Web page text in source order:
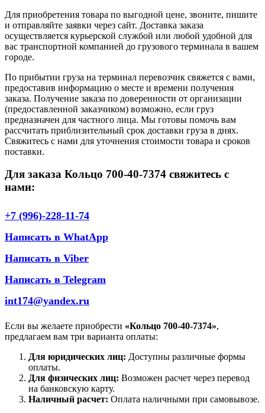
Для приобретения товара по выгодной цене, звоните, пишите
и отправляйте заявки через сайт. Доставка заказа
осуществляется курьерской службой или любой удобной для
вас транспортной компанией до грузового терминала в вашем
городе.
По прибытии груза на терминал перевозчик свяжется с вами,
предоставив информацию о месте и времени получения
заказа. Получение заказа по доверенности от организации
(предоставленной заказчиком) возможно, если груз
предназначен для частного лица. Мы готовы помочь вам
рассчитать приблизительный срок доставки груза в днях.
Свяжитесь с нами для уточнения стоимости товара и сроков
поставки.
Для заказа Кольцо 700-40-7374 свяжитесь с
нами:
+7 (996)-228-11-74
Написать в WhatApp
Написать в Viber
Написать в Telegram
int174@yandex.ru
Если вы желаете приобрести «Кольцо 700-40-7374»,
предлагаем вам три варианта оплаты:
Для юридических лиц: Доступны различные формы
оплаты.
Для физических лиц: Возможен расчет через перевод
на банковскую карту.
Наличный расчет: Оплата наличными при самовывозе.